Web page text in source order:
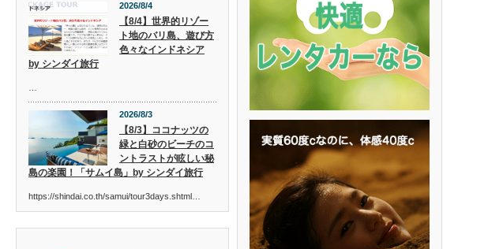
2026/8/4
【8/4】世界的リゾー
ト地のバリ島、遊び方
色々なインドネシア
by シンダイ旅行
2026/8/3
【8/3】ココナッツの
緑と白砂のビーチのコ
ントラストが眩しい秘
島の楽園！「サムイ島」by シンダイ旅行
https://shindai.co.th/samui/tour3days.shtml…